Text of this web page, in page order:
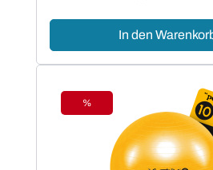
In den
Rabatt
%